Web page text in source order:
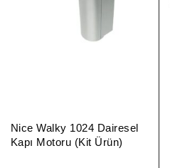
Nice Walky 1024 Dairesel
Kapı Motoru (Kit Ürün)